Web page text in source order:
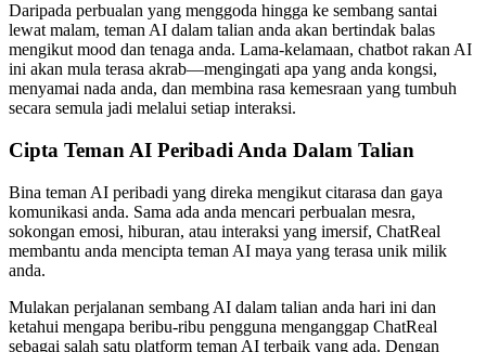
Daripada perbualan yang menggoda hingga ke sembang santai
lewat malam, teman AI dalam talian anda akan bertindak balas
mengikut mood dan tenaga anda. Lama-kelamaan, chatbot rakan AI
ini akan mula terasa akrab—mengingati apa yang anda kongsi,
menyamai nada anda, dan membina rasa kemesraan yang tumbuh
secara semula jadi melalui setiap interaksi.
Cipta Teman AI Peribadi Anda Dalam Talian
Bina teman AI peribadi yang direka mengikut citarasa dan gaya
komunikasi anda. Sama ada anda mencari perbualan mesra,
sokongan emosi, hiburan, atau interaksi yang imersif, ChatReal
membantu anda mencipta teman AI maya yang terasa unik milik
anda.
Mulakan perjalanan sembang AI dalam talian anda hari ini dan
ketahui mengapa beribu-ribu pengguna menganggap ChatReal
sebagai salah satu platform teman AI terbaik yang ada. Dengan